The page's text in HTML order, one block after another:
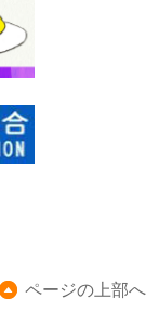
ページの上部へ